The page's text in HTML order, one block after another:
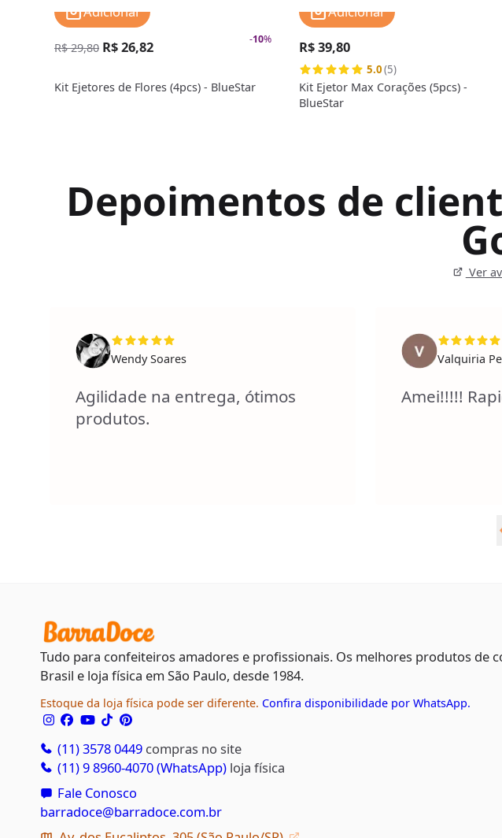
-10%
R$ 29,80 R$ 26,82
Kit Ejetores de Flores (4pcs) - BlueStar
Adicionar
R$ 39,80
5.0(5)
Kit Ejetor Max Corações (5pcs) -
BlueStar
Adicionar
Depoimentos de
Ver
Wendy Soares
Agilidade na entrega, ótimos
produtos.
Valquiria
Amei!!!!!
Tudo para confeiteiros amadores e profissionais. Os melhores produtos de
Brasil e loja física em São Paulo, desde 1984.
Estoque da loja física pode ser diferente. Confira disponibilidade por WhatsApp.
(11) 3578 0449 compras no site
(11) 9 8960-4070 (WhatsApp) loja física
Fale Conosco
barradoce@barradoce.com.br